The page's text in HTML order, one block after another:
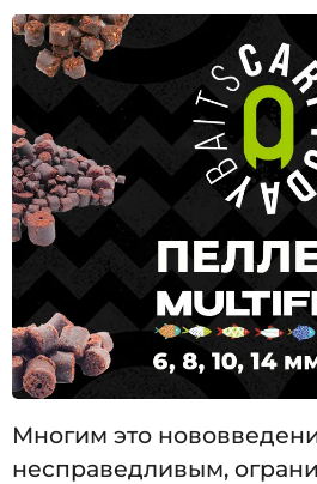
Многим это
несправедливым,